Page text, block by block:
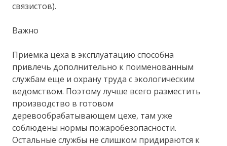
связистов).
Важно
Приемка цеха в эксплуатацию способна
привлечь дополнительно к поименованным
службам еще и охрану труда с экологическим
ведомством. Поэтому лучше всего разместить
производство в готовом
деревообрабатывающем цехе, там уже
соблюдены нормы пожаробезопасности.
Остальные службы не слишком придираются к